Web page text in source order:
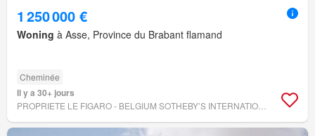
1 250 000 €
Woning à Asse, Province du Brabant flamand
Cheminée
Il y a 30+ jours